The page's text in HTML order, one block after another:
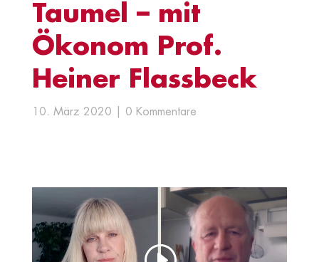
Taumel – mit
Ökonom Prof.
Heiner Flassbeck
10. März 2020 0 Kommentare